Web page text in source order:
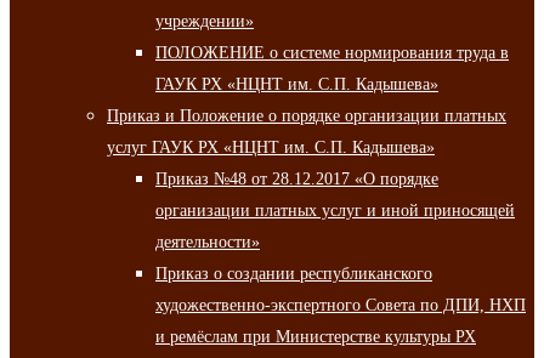
учреждении»
ПОЛОЖЕНИЕ о системе нормирования труда в
ГАУК РХ «НЦНТ им. С.П. Кадышева»
Приказ и Положение о порядке организации платных
услуг ГАУК РХ «НЦНТ им. С.П. Кадышева»
Приказ №48 от 28.12.2017 «О порядке
организации платных услуг и иной приносящей
деятельности»
Приказ о создании республиканского
художественно-экспертного Совета по ДПИ, НХП
и ремёслам при Министерстве культуры РХ